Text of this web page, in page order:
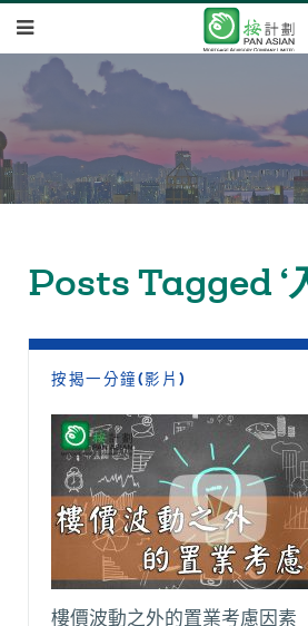
Posts Tagged ‘
按揭一分鐘(影片)
樓價波動之外的置業考慮因素